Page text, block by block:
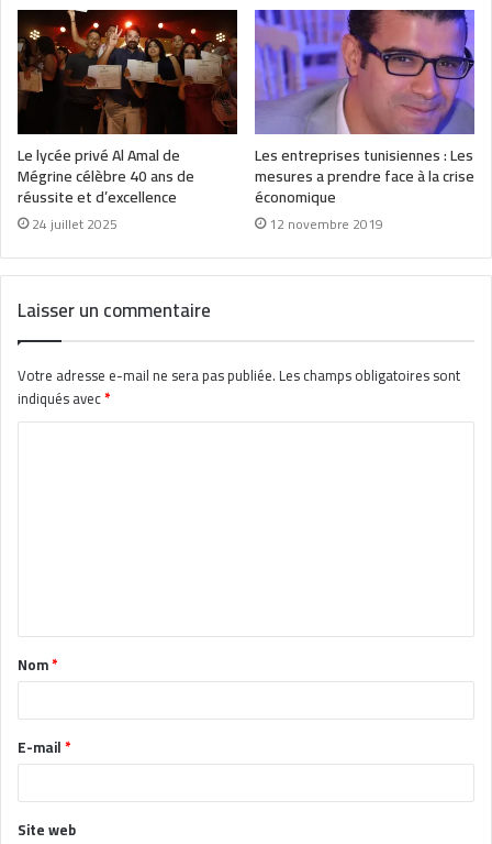
Le lycée privé Al Amal de
Mégrine célèbre 40 ans de
réussite et d’excellence
24 juillet 2025
Les entreprises tunisiennes : Les
mesures a prendre face à la crise
économique
12 novembre 2019
Laisser un commentaire
Votre adresse e-mail ne sera pas publiée.Les champs obligatoires sont
indiqués avec*
t
a
e
*
Nom*
E-mail*
Site web